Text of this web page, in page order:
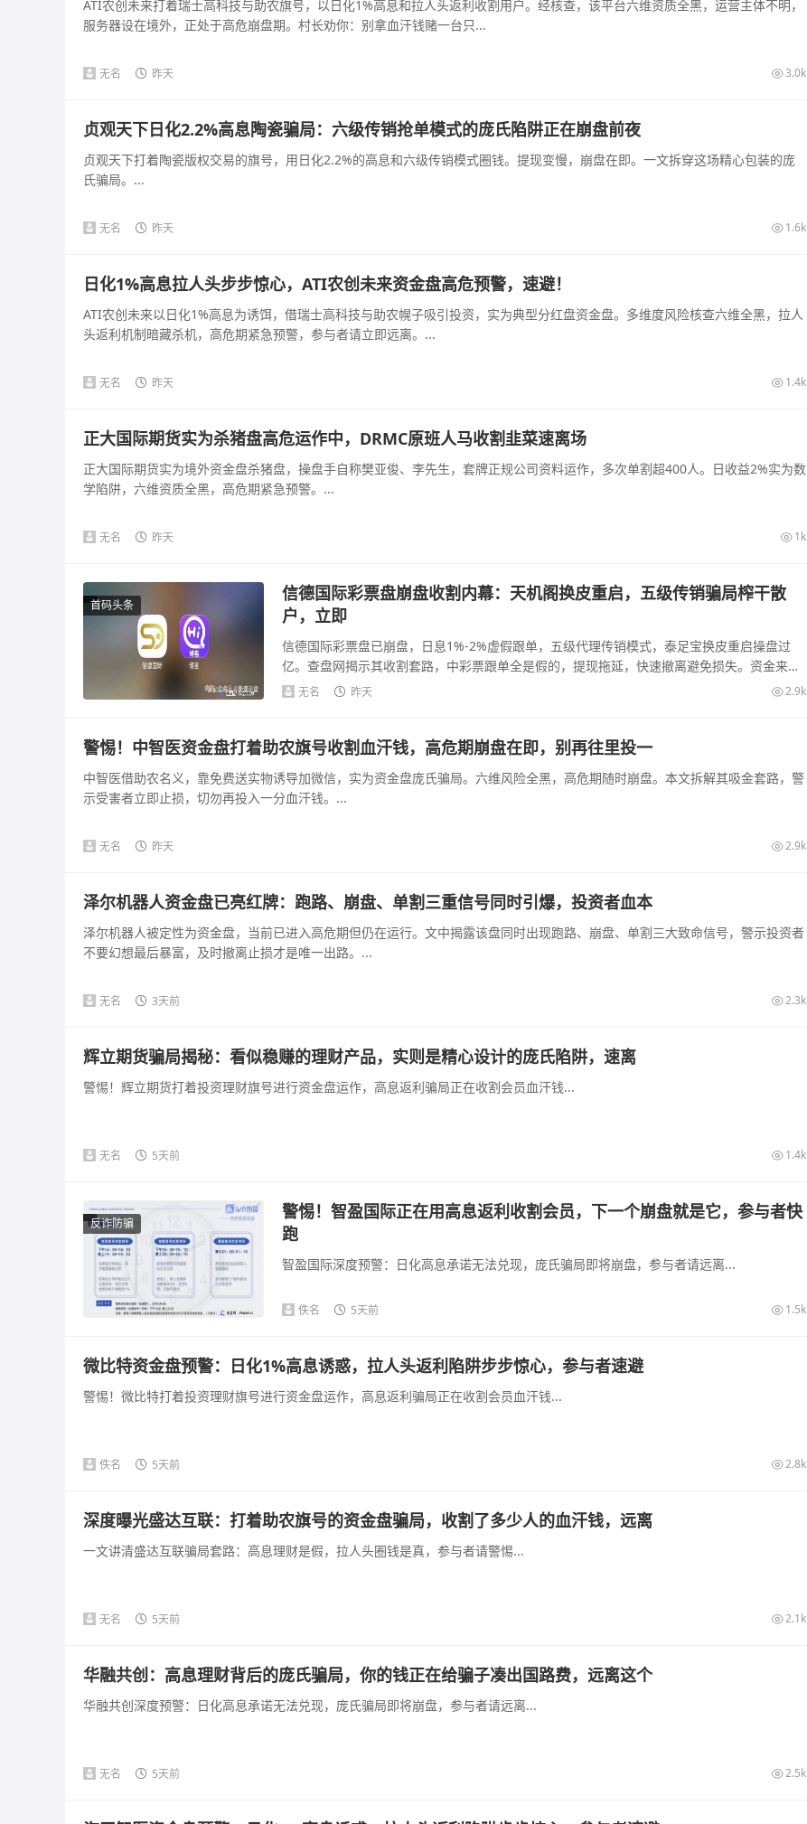
ATI农创未来打着瑞士高科技与助农旗号，以日化1%高息和拉人头返利收割用户。经核查，该平台六维资质全黑，运营主体不明，
服务器设在境外，正处于高危崩盘期。村长劝你：别拿血汗钱赌一台只...
无名 昨天 3.0k
贞观天下日化2.2%高息陶瓷骗局：六级传销抢单模式的庞氏陷阱正在崩盘前夜
贞观天下打着陶瓷版权交易的旗号，用日化2.2%的高息和六级传销模式圈钱。提现变慢，崩盘在即。一文拆穿这场精心包装的庞
氏骗局。...
无名 昨天 1.6k
日化1%高息拉人头步步惊心，ATI农创未来资金盘高危预警，速避！
ATI农创未来以日化1%高息为诱饵，借瑞士高科技与助农幌子吸引投资，实为典型分红盘资金盘。多维度风险核查六维全黑，拉人
头返利机制暗藏杀机，高危期紧急预警，参与者请立即远离。...
无名 昨天 1.4k
正大国际期货实为杀猪盘高危运作中，DRMC原班人马收割韭菜速离场
正大国际期货实为境外资金盘杀猪盘，操盘手自称樊亚俊、李先生，套牌正规公司资料运作，多次单割超400人。日收益2%实为数
学陷阱，六维资质全黑，高危期紧急预警。...
无名 昨天 1k
首码头条
信德国际彩票盘崩盘收割内幕：天机阁换皮重启，五级传销骗局榨干散
户，立即
信德国际彩票盘已崩盘，日息1%-2%虚假跟单，五级代理传销模式，泰足宝换皮重启操盘过
亿。查盘网揭示其收割套路，中彩票跟单全是假的，提现拖延，快速撤离避免损失。资金来源
可疑，法律风险...
无名 昨天 2.9k
警惕！中智医资金盘打着助农旗号收割血汗钱，高危期崩盘在即，别再往里投一
中智医借助农名义，靠免费送实物诱导加微信，实为资金盘庞氏骗局。六维风险全黑，高危期随时崩盘。本文拆解其吸金套路，警
示受害者立即止损，切勿再投入一分血汗钱。...
无名 昨天 2.9k
泽尔机器人资金盘已亮红牌：跑路、崩盘、单割三重信号同时引爆，投资者血本
泽尔机器人被定性为资金盘，当前已进入高危期但仍在运行。文中揭露该盘同时出现跑路、崩盘、单割三大致命信号，警示投资者
不要幻想最后暴富，及时撤离止损才是唯一出路。...
无名 3天前 2.3k
辉立期货骗局揭秘：看似稳赚的理财产品，实则是精心设计的庞氏陷阱，速离
警惕！辉立期货打着投资理财旗号进行资金盘运作，高息返利骗局正在收割会员血汗钱...
无名 5天前 1.4k
反诈防骗
警惕！智盈国际正在用高息返利收割会员，下一个崩盘就是它，参与者快
跑
智盈国际深度预警：日化高息承诺无法兑现，庞氏骗局即将崩盘，参与者请远离...
佚名 5天前 1.5k
微比特资金盘预警：日化1%高息诱惑，拉人头返利陷阱步步惊心，参与者速避
警惕！微比特打着投资理财旗号进行资金盘运作，高息返利骗局正在收割会员血汗钱...
佚名 5天前 2.8k
深度曝光盛达互联：打着助农旗号的资金盘骗局，收割了多少人的血汗钱，远离
一文讲清盛达互联骗局套路：高息理财是假，拉人头圈钱是真，参与者请警惕...
无名 5天前 2.1k
华融共创：高息理财背后的庞氏骗局，你的钱正在给骗子凑出国路费，远离这个
华融共创深度预警：日化高息承诺无法兑现，庞氏骗局即将崩盘，参与者请远离...
无名 5天前 2.5k